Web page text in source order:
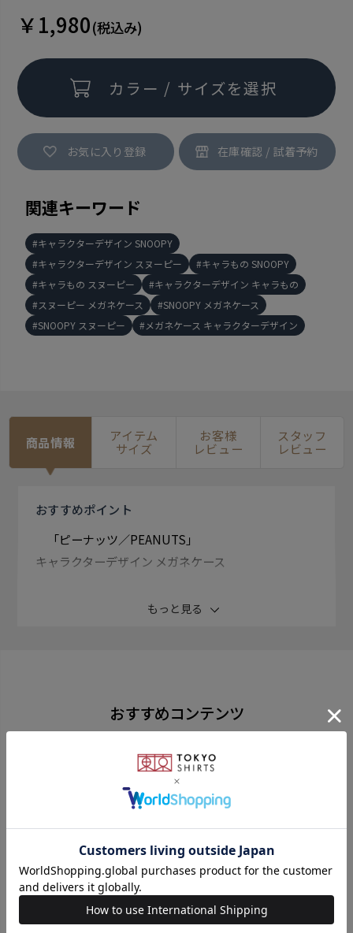
￥1,980(税込み)
カラー / サイズを選択
お気に入り登録
関連キーワード
キャラクターデザイン SNOOPY
キャラクターデザイン スヌーピー
キャラもの SNOOPY
キャラもの スヌーピー
キャラクターデザイン キャラもの
スヌーピー メガネケース
SNOOPY メガネケース
SNOOPY スヌーピー
メガネケース キャラクターデザイン
商品情報 アイテム
サイズ
お客様
レビュー
スタッフ
レビュー
おすすめポイント
「ピーナッツ／PEANUTS」
キャラクターデザイン メガネケース
ピーナッツの代名詞となる日本でも 絶大な人気のスヌ
ーピー(SNOOPY)の デザインのメガネケースです。
組み立てると三角の形になりメガネが 収納でき、使用
しない時は畳めます。 日常使いはもちろん、旅行・出
張時の 持ち運びしやすいので、荷物にならず 大活躍す
る便利アイテムです。
もっと見る
おすすめコンテンツ